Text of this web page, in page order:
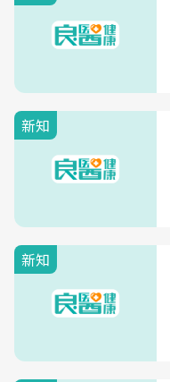
新知
新知